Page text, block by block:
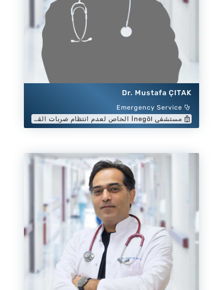
Dr. Mustafa ÇITAK
Emergency Service
مستشفى İnegöl الخاص لعدم انتظام ضربات القلب